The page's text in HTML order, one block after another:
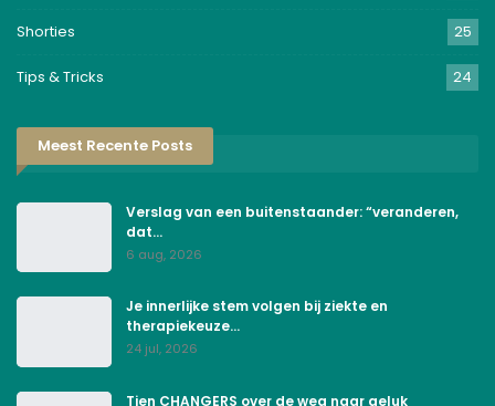
Shorties 25
Tips & Tricks 24
Meest Recente Posts
Verslag van een buitenstaander: “veranderen,
dat…
6 aug, 2026
Je innerlijke stem volgen bij ziekte en
therapiekeuze…
24 jul, 2026
Tien CHANGERS over de weg naar geluk